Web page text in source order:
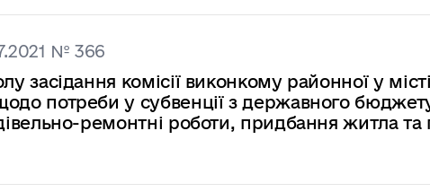
№ 366
засідання комісії виконкому районної у
потреби у субвенції з державного
ремонтні роботи, придбання житла